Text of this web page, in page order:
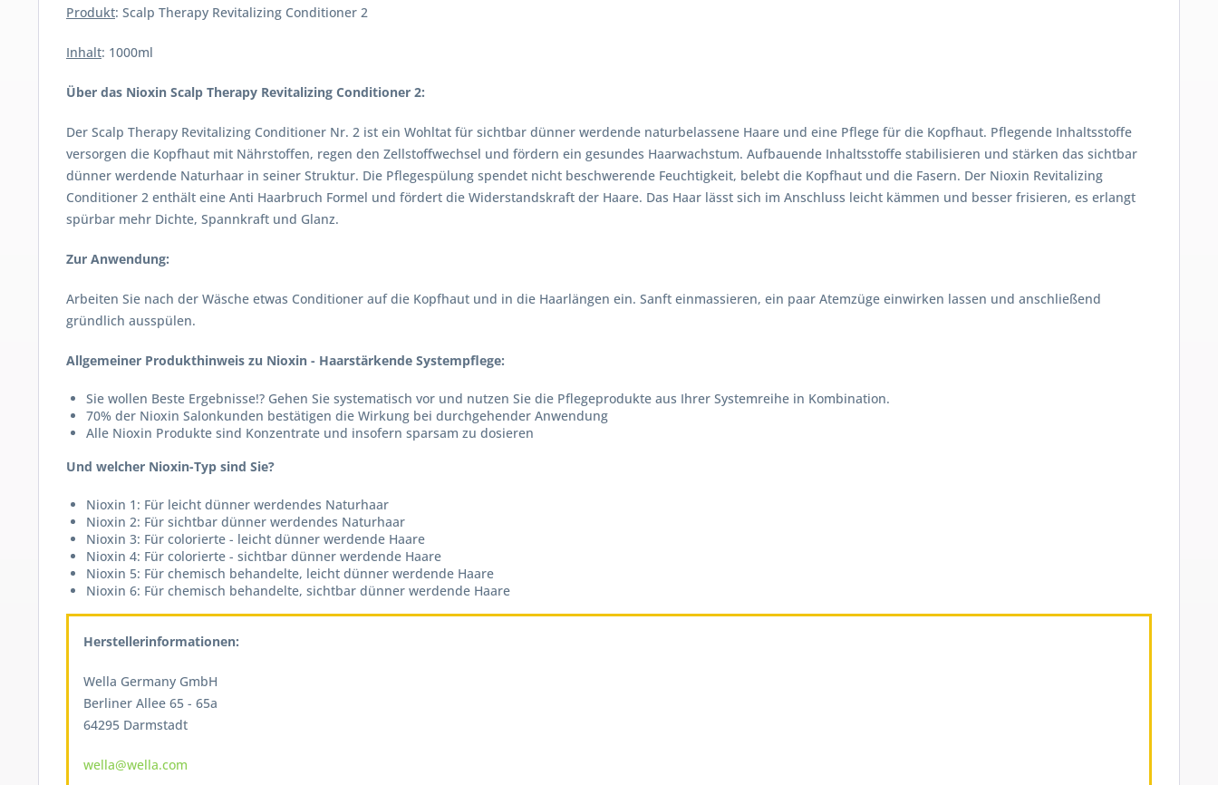
Produkt: Scalp Therapy Revitalizing Conditioner 2
Inhalt: 1000ml
Über das Nioxin Scalp Therapy Revitalizing Conditioner 2:
Der Scalp Therapy Revitalizing Conditioner Nr. 2 ist ein Wohltat für sichtbar dünner werdende naturbelassene Haare und eine Pflege für die Kopfhaut. Pflegende Inhaltsstoffe
versorgen die Kopfhaut mit Nährstoffen, regen den Zellstoffwechsel und fördern ein gesundes Haarwachstum. Aufbauende Inhaltsstoffe stabilisieren und stärken das sichtbar
dünner werdende Naturhaar in seiner Struktur. Die Pflegespülung spendet nicht beschwerende Feuchtigkeit, belebt die Kopfhaut und die Fasern. Der Nioxin Revitalizing
Conditioner 2 enthält eine Anti Haarbruch Formel und fördert die Widerstandskraft der Haare. Das Haar lässt sich im Anschluss leicht kämmen und besser frisieren, es erlangt
spürbar mehr Dichte, Spannkraft und Glanz.
Zur Anwendung:
Arbeiten Sie nach der Wäsche etwas Conditioner auf die Kopfhaut und in die Haarlängen ein. Sanft einmassieren, ein paar Atemzüge einwirken lassen und anschließend
gründlich ausspülen.
Allgemeiner Produkthinweis zu Nioxin - Haarstärkende Systempflege:
Sie wollen Beste Ergebnisse!? Gehen Sie systematisch vor und nutzen Sie die Pflegeprodukte aus Ihrer Systemreihe in Kombination.
70% der Nioxin Salonkunden bestätigen die Wirkung bei durchgehender Anwendung
Alle Nioxin Produkte sind Konzentrate und insofern sparsam zu dosieren
Und welcher Nioxin-Typ sind Sie?
Nioxin 1: Für leicht dünner werdendes Naturhaar
Nioxin 2: Für sichtbar dünner werdendes Naturhaar
Nioxin 3: Für colorierte - leicht dünner werdende Haare
Nioxin 4: Für colorierte - sichtbar dünner werdende Haare
Nioxin 5: Für chemisch behandelte, leicht dünner werdende Haare
Nioxin 6: Für chemisch behandelte, sichtbar dünner werdende Haare
Herstellerinformationen:
Wella Germany GmbH
Berliner Allee 65 - 65a
64295 Darmstadt
wella@wella.com